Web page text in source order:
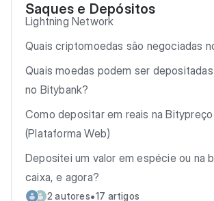
Saques e Depósitos
Lightning Network
Quais criptomoedas são negociadas
Quais moedas podem ser
no Bitybank?
Como depositar em reais na Bitypreço
(Plataforma Web)
Depositei um valor em espécie ou na
caixa, e agora?
2 autores•17 artigos